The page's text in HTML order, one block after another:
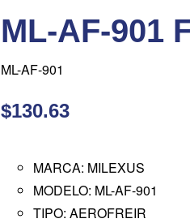
ML-AF-901
ML-AF-901
$130.63
MARCA: MILEXUS
MODELO: ML-AF-901
TIPO: AEROFREIR